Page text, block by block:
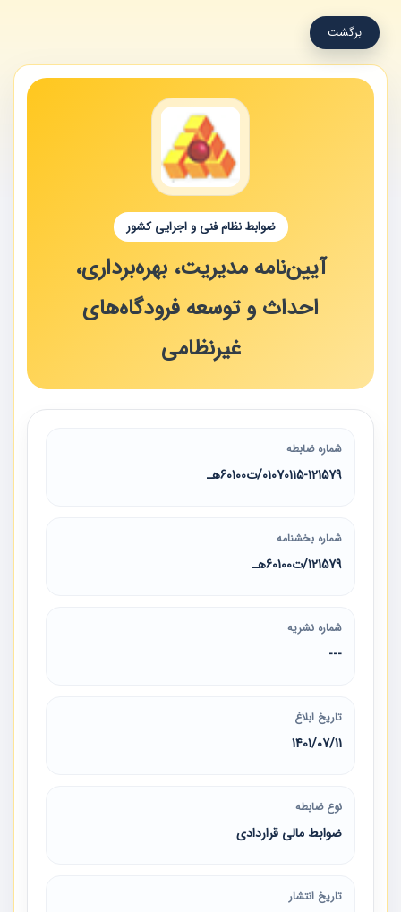
برگشت
ضوابط نظام فنی و اجرایی کشور
آیین‌نامه مدیریت، بهره‌برداری،‌
احداث و توسعه فرودگاه‌های
غیرنظامی
شماره ضابطه
01070115-121579/ت60100هـ
شماره بخشنامه
121579/ت60100هـ
شماره نشریه
---
تاریخ ابلاغ
1401/07/11
نوع ضابطه
ضوابط مالی قراردادی
تاریخ انتشار